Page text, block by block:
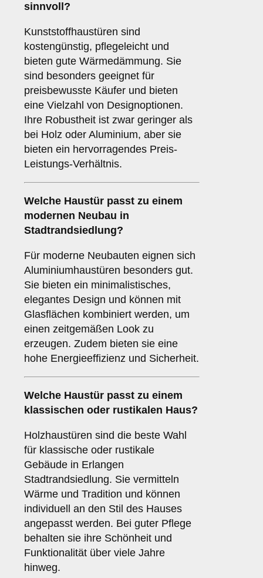
sinnvoll?
Kunststoffhaustüren sind
kostengünstig, pflegeleicht und
bieten gute Wärmedämmung. Sie
sind besonders geeignet für
preisbewusste Käufer und bieten
eine Vielzahl von Designoptionen.
Ihre Robustheit ist zwar geringer als
bei Holz oder Aluminium, aber sie
bieten ein hervorragendes Preis-
Leistungs-Verhältnis.
Welche Haustür passt zu einem
modernen Neubau in
Stadtrandsiedlung?
Für moderne Neubauten eignen sich
Aluminiumhaustüren besonders gut.
Sie bieten ein minimalistisches,
elegantes Design und können mit
Glasflächen kombiniert werden, um
einen zeitgemäßen Look zu
erzeugen. Zudem bieten sie eine
hohe Energieeffizienz und Sicherheit.
Welche Haustür passt zu einem
klassischen oder rustikalen Haus?
Holzhaustüren sind die beste Wahl
für klassische oder rustikale
Gebäude in Erlangen
Stadtrandsiedlung. Sie vermitteln
Wärme und Tradition und können
individuell an den Stil des Hauses
angepasst werden. Bei guter Pflege
behalten sie ihre Schönheit und
Funktionalität über viele Jahre
hinweg.